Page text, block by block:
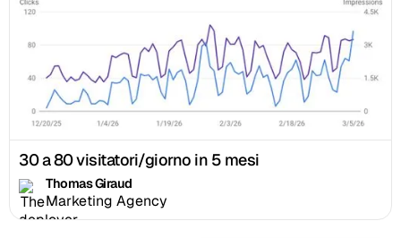
30 a 80 visitatori/giorno in 5 mesi
Thomas Giraud
Marketing Agency